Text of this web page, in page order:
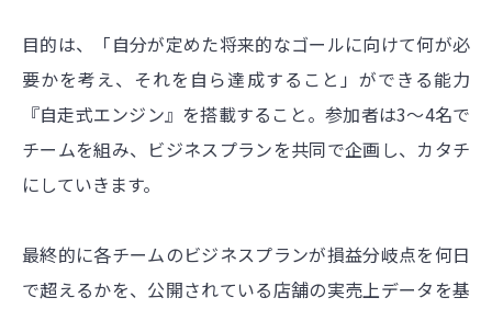
目的は、「自分が定めた将来的なゴールに向けて何が必
要かを考え、それを自ら達成すること」ができる能力
『自走式エンジン』を搭載すること。参加者は3〜4名で
チームを組み、ビジネスプランを共同で企画し、カタチ
にしていきます。
最終的に各チームのビジネスプランが損益分岐点を何日
で超えるかを、公開されている店舗の実売上データを基